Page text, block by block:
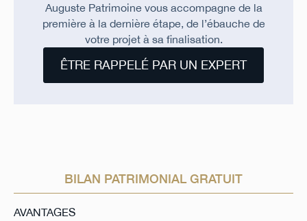
Auguste Patrimoine vous accompagne de la
première à la dernière étape, de l’ébauche de
votre projet à sa finalisation.
ÊTRE RAPPELÉ PAR UN EXPERT
BILAN PATRIMONIAL GRATUIT
AVANTAGES